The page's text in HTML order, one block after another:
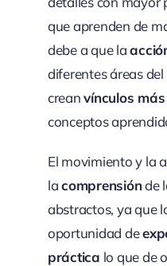
que aprenden de
debe a que la
diferentes áreas del
creanvínculos
conceptos
El movimiento y la
lacomprensiónde
abstractos, ya que
oportunidad de
práctica lo que de